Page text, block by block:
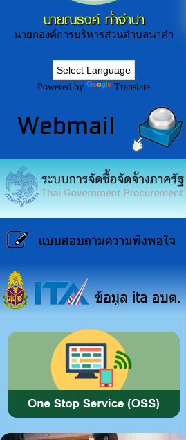
นายณรงค์ ก่ำจำปา
นายกองค์การบริหารส่วนตำบลนาคำ
Powered by Translate